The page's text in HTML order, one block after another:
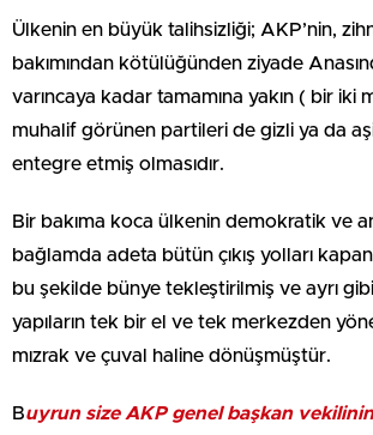
Ülkenin en büyük talihsizliği; AKP’nin,
bakımından kötülüğünden ziyade
varıncaya kadar tamamına yakın ( bir iki
muhalif görünen partileri de gizli ya da
entegre etmiş olmasıdır.
Bir bakıma koca ülkenin demokratik ve
bağlamda adeta bütün çıkış yolları
bu şekilde bünye tekleştirilmiş ve ayrı
yapıların tek bir el ve tek merkezden
mızrak ve çuval haline dönüşmüştür.
Buyrun size AKP genel başkan